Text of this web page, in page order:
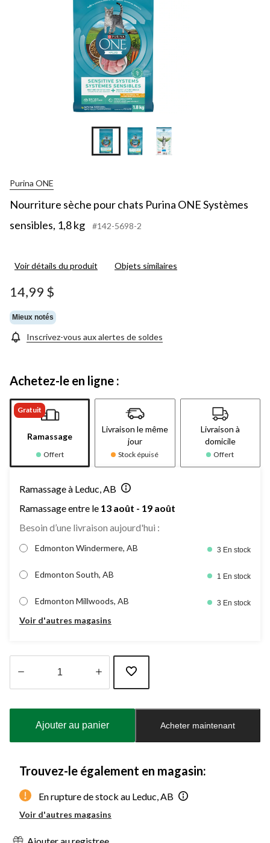
Purina ONE
Nourriture sèche pour chats Purina ONE Systèmes
sensibles, 1,8 kg
#142-5698-2
Voir détails du produit Objets similaires
14,99 $
Mieux notés
Inscrivez-vous aux alertes de soldes
Achetez-le en ligne :
Gratuit
Ramassage
Offert
Livraison le même
jour
Stock épuisé
Livraison à
domicile
Offert
Ramassage à Leduc, AB
Ramassage entre le 13 août - 19 août
Besoin d’une livraison aujourd'hui :
Edmonton Windermere, AB 3 En stock
Edmonton South, AB 1 En stock
Edmonton Millwoods, AB 3 En stock
Voir d'autres magasins
à
Ajouter au panier Acheter maintenant
Trouvez-le également en magasin:
En rupture de stock au Leduc, AB
Voir d'autres magasins